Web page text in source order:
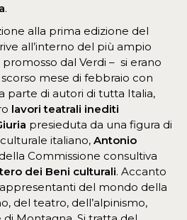
.
alla prima edizione del
all’interno del più ampio
promosso dal Verdi – si erano
mese di febbraio con
parte di autori di tutta Italia,
lavori teatrali inediti
presieduta da una figura di
italiano, Antonio
Commissione consultiva
dei Beni culturali. Accanto
del mondo della
del teatro, dell’alpinismo,